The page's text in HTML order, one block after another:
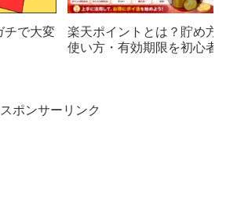
チで大変
楽天ポイントとは？貯め方
使い方・有効期限を初心者
スポンサーリンク